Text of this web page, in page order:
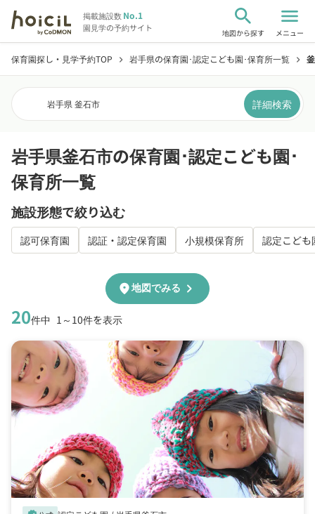
掲載施設数No.1
園見学の予約サイト
search
地図から探す
menu
メニュー
保育園探し・見学予約TOP chevron_right 岩手県の保育園･認定こども園･保育所一覧 chevron_right
岩手県 釜石市 詳細検索
岩手県釜石市の保育園･認定こども園･
保育所一覧
施設形態で絞り込む
認可保育園 認証・認定保育園 小規模保育所 認定こども
20件中 1～10件を表示
location_on地図でみる chevron_right